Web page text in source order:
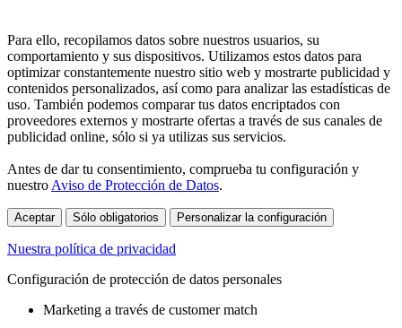
Para ello, recopilamos datos sobre nuestros usuarios, su
comportamiento y sus dispositivos. Utilizamos estos datos para
optimizar constantemente nuestro sitio web y mostrarte publicidad y
contenidos personalizados, así como para analizar las estadísticas de
uso. También podemos comparar tus datos encriptados con
proveedores externos y mostrarte ofertas a través de sus canales de
publicidad online, sólo si ya utilizas sus servicios.
Antes de dar tu consentimiento, comprueba tu configuración y
nuestro Aviso de Protección de Datos.
Aceptar Sólo obligatorios Personalizar la configuración
Nuestra política de privacidad
Configuración de protección de datos personales
Marketing a través de customer match